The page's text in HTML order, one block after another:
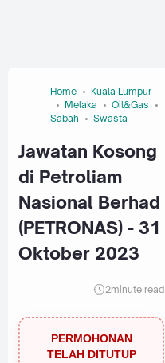
Home
Kuala Lumpur
Melaka
Oil&Gas
Sabah
Swasta
Jawatan Kosong
di Petroliam
Nasional Berhad
(PETRONAS) - 31
Oktober 2023
2minute read
PERMOHONAN
TELAH DITUTUP